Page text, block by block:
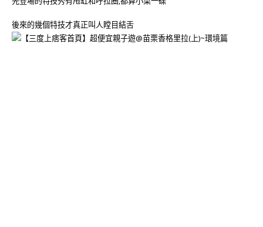
後來的幾個特技才真正叫人瞠目結舌